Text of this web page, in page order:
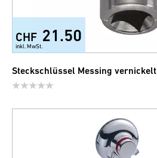
CHF 21.50
inkl. MwSt.
Steckschlüssel Messing vernickelt